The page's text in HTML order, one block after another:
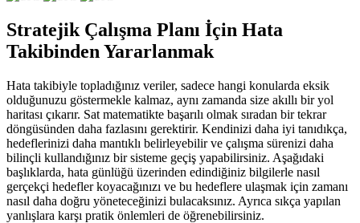
Stratejik Çalışma Planı İçin Hata
Takibinden Yararlanmak
Hata takibiyle topladığınız veriler, sadece hangi konularda eksik
olduğunuzu göstermekle kalmaz, aynı zamanda size akıllı bir yol
haritası çıkarır. Sat matematikte başarılı olmak sıradan bir tekrar
döngüsünden daha fazlasını gerektirir. Kendinizi daha iyi tanıdıkça,
hedeflerinizi daha mantıklı belirleyebilir ve çalışma sürenizi daha
bilinçli kullandığınız bir sisteme geçiş yapabilirsiniz. Aşağıdaki
başlıklarda, hata günlüğü üzerinden edindiğiniz bilgilerle nasıl
gerçekçi hedefler koyacağınızı ve bu hedeflere ulaşmak için zamanı
nasıl daha doğru yöneteceğinizi bulacaksınız. Ayrıca sıkça yapılan
yanlışlara karşı pratik önlemleri de öğrenebilirsiniz.